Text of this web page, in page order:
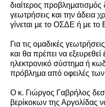
διαίτερος προβληματισμός
γεωτρήσεις και την άδεια
γίνεται με το ΟΣΔΕ ή με το
Για τις ομαδικές
και θα πρέπει να
ηλεκτρονικό σύστημα ή
πρόβλημα από οφειλές
Ο κ. Γιώργος Γαβρήλος
βερίκοκων της Αργολίδας